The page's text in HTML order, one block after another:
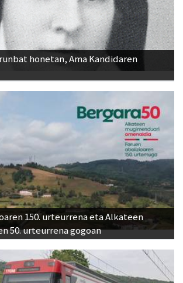
honetan, Ama Kandidaren
150. urteurrena eta Alkateen
50. urteurrena gogoan